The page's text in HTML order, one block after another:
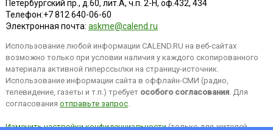
Петербургский пр., д.60, лит.А, ч.п. 2-Н, оф.432, 434
Телефон:+7 812 640-06-60
Электронная почта: askme@calend.ru
Использование любой информации CALEND.RU на веб-сайтах
возможно только при условии наличия у каждого скопированного
материала активной гиперссылки на страницу-источник.
Использование информации сайта в оффлайн-СМИ (радио,
телевидение, газеты и т.п.) требует особого согласования. Для
согласования отправьте запрос.
Изменить настройки конфиденциальности(только для жителей